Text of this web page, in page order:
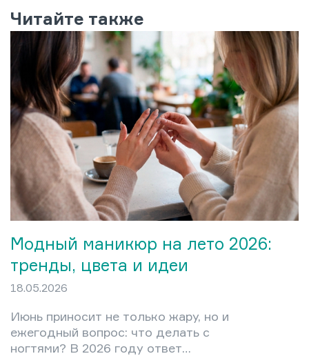
Читайте также
Модный маникюр на лето 2026:
тренды, цвета и идеи
18.05.2026
Июнь приносит не только жару, но и
ежегодный вопрос: что делать с
ногтями? В 2026 году ответ